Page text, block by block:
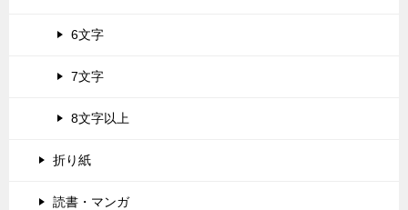
6文字
7文字
8文字以上
折り紙
読書・マンガ